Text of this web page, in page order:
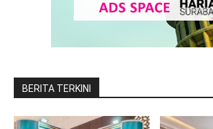
BERITA TERKINI